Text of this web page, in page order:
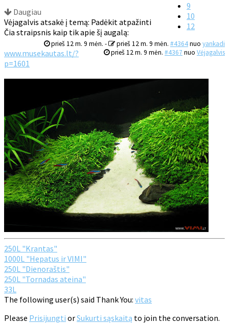
9
10
12
prieš 12 m. 9 mėn. - prieš 12 m. 9 mėn. #4364nuo yankadi
Daugiau
prieš 12 m. 9 mėn. #4367 nuo Vėjagalvis
Vėjagalvis atsakė į temą: Padėkit atpažinti
Čia straipsnis kaip tik apie šį augalą:
www.musekautas.lt/?
p=1601
250L "Krantas"
1000L "Hepatus ir VIMI"
250L "Dienoraštis"
250L "Tornadas ateina"
33L
The following user(s) said Thank You: vitas
Please Prisijungti orSukurti sąskaitą to join the conversation.